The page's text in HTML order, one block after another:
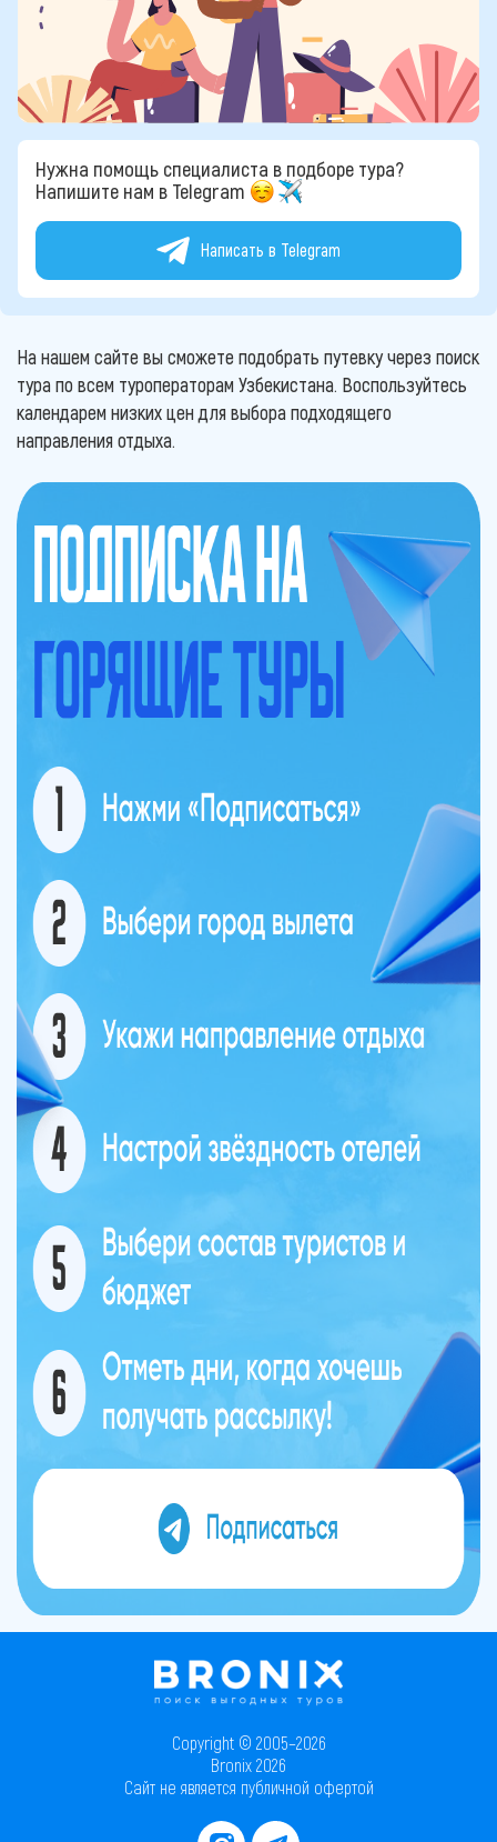
Нужна помощь специалиста в подборе тура?
Напишите нам в Telegram
Написать в Telegram
На нашем сайте вы сможете подобрать путевку через поиск
тура по всем туроператорам Узбекистана. Воспользуйтесь
календарем низких цен для выбора подходящего
направления отдыха.
Copyright © 2005–2026
Bronix 2026
Сайт не является публичной офертой